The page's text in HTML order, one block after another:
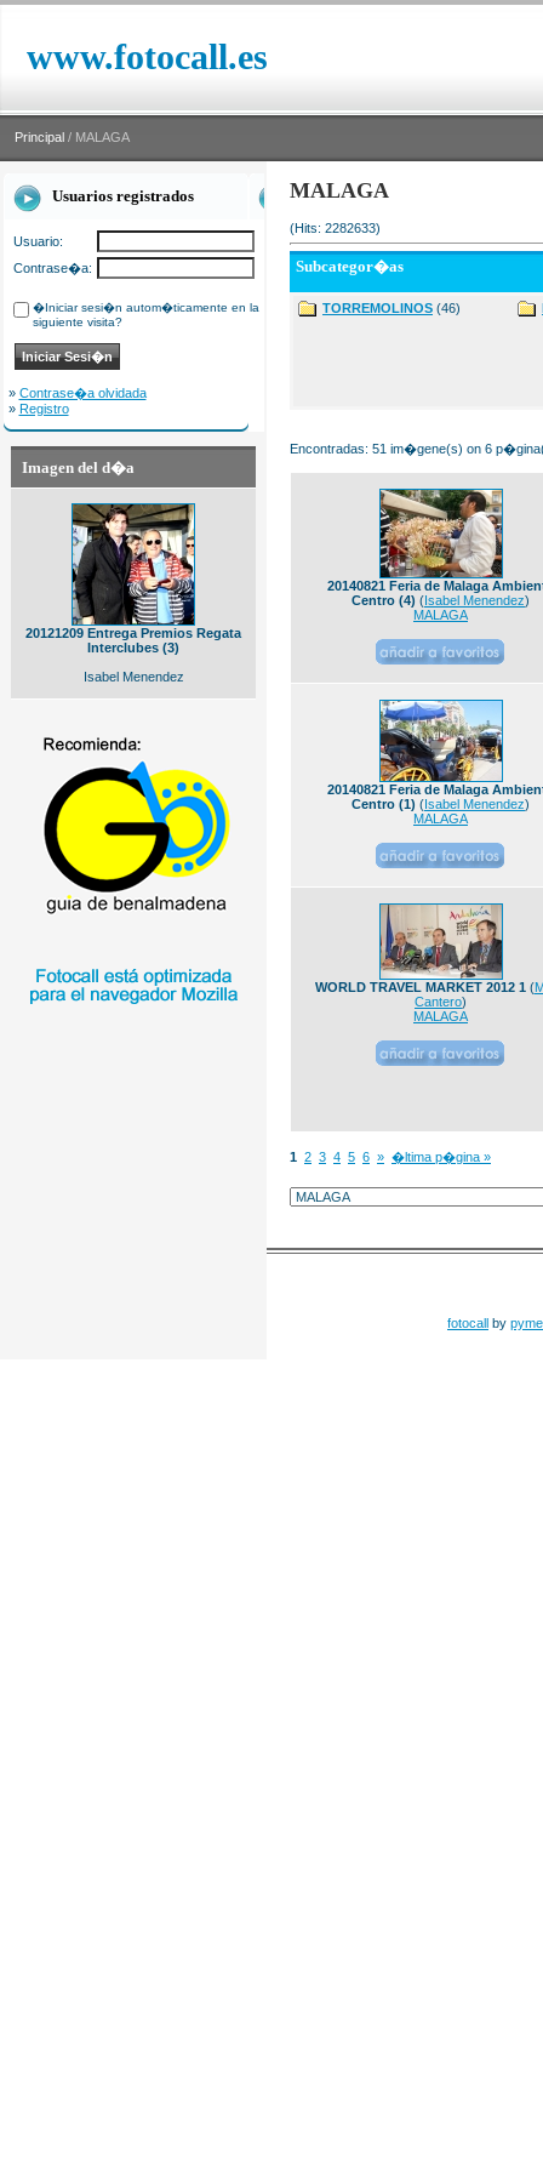
www.fotocall.es
Principal / MALAGA
Usuarios registrados
Usuario:
Contrase�a:
�Iniciar sesi�n autom�ticamente en la
siguiente visita?
» Contrase�a olvidada
» Registro
Imagen del d�a
20121209 Entrega Premios Regata
Interclubes (3)
Isabel Menendez
MALAGA
(Hits: 2282633)
Subcategor�as
TORREMOLINOS (46)
Encontradas: 51 im�gene(s) on 6
20140821 Feria de Malaga
Centro (4) (Isabel Menendez)
MALAGA
20140821 Feria de Malaga
Centro (1) (Isabel Menendez)
MALAGA
WORLD TRAVEL MARKET 2012 1(
Cantero)
MALAGA
1 2 3 4 5 6 » �ltima p�gina »
fotocall by